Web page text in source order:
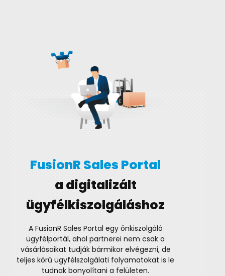
FusionR Sales Portal
a digitalizált
ügyfélkiszolgáláshoz
A FusionR Sales Portal egy önkiszolgáló
ügyfélportál, ahol partnerei nem csak a
vásárlásaikat tudják bármikor elvégezni, de
teljes körű ügyfélszolgálati folyamatokat is le
tudnak bonyolítani a felületen.